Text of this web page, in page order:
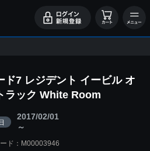
ド7 レジデント イービル オ
ラック White Room
2017/02/01
～
ド：M00003946